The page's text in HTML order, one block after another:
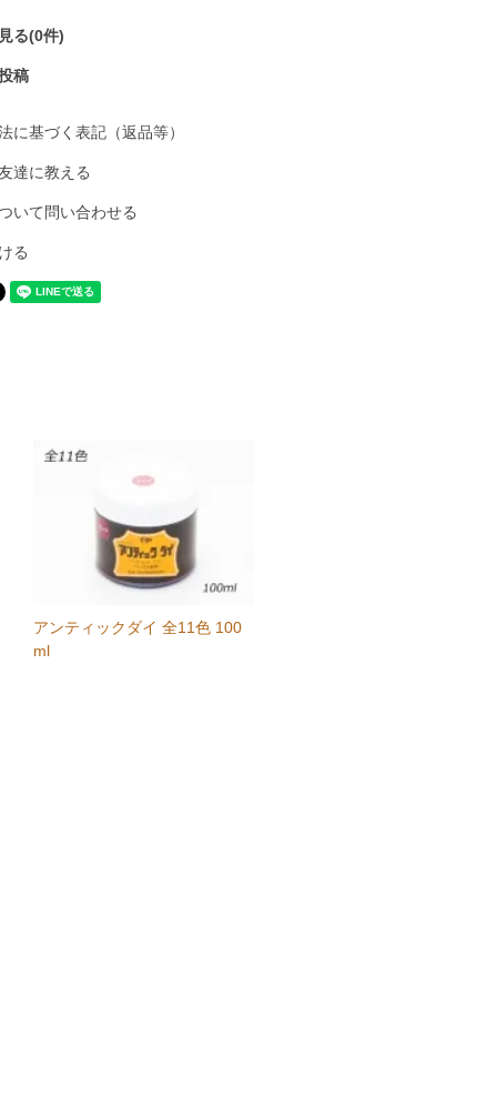
る(0件)
稿
に基づく表記（返品等）
達に教える
いて問い合わせる
る
アンティックダイ 全11色 100
ml